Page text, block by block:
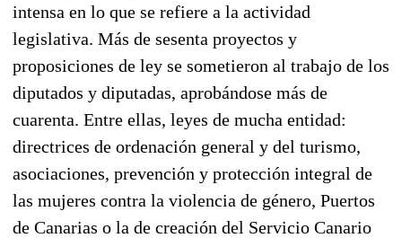
intensa en lo que se refiere a la actividad
legislativa. Más de sesenta proyectos y
proposiciones de ley se sometieron al trabajo de los
diputados y diputadas, aprobándose más de
cuarenta. Entre ellas, leyes de mucha entidad:
directrices de ordenación general y del turismo,
asociaciones, prevención y protección integral de
las mujeres contra la violencia de género, Puertos
de Canarias o la de creación del Servicio Canario